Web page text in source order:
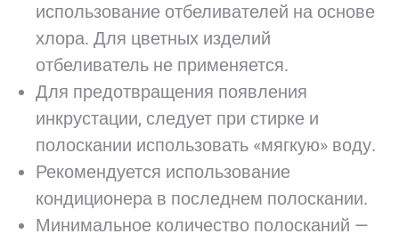
использование отбеливателей на основе
хлора. Для цветных изделий
отбеливатель не применяется.
Для предотвращения появления
инкрустации, следует при стирке и
полоскании использовать «мягкую» воду.
Рекомендуется использование
кондиционера в последнем полоскании.
Минимальное количество полосканий —